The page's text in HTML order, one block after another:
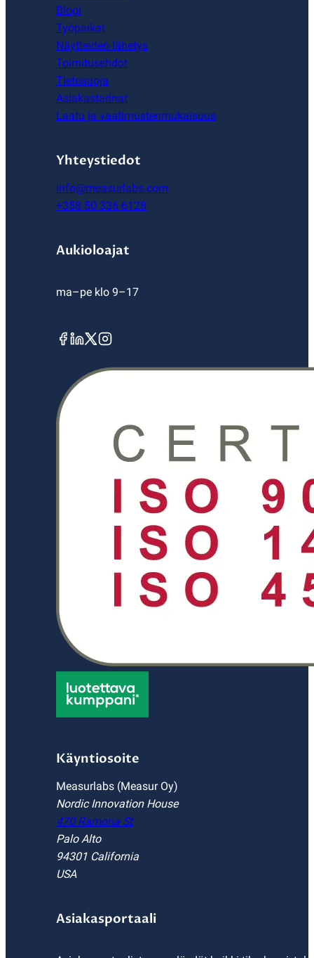
Blogi
Työpaikat
Näytteiden lähetys
Toimitusehdot
Tietosuoja
Asiakastarinat
Laatu ja vaatimustenmukaisuus
Yhteystiedot
info@measurlabs.com
+358 50 336 6128
Aukioloajat
ma–pe klo 9–17
Käyntiosoite
Measurlabs (Measur Oy)
Nordic Innovation House
470 Ramona St
Palo Alto
94301 California
USA
Asiakasportaali